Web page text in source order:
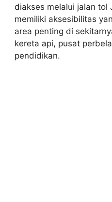
diakses melalui jalan tol
memiliki aksesibilitas
area penting di
kereta api, pusat
pendidikan.